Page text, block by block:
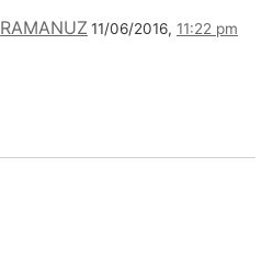
RAMANUZ 11/06/2016, 11:22 pm